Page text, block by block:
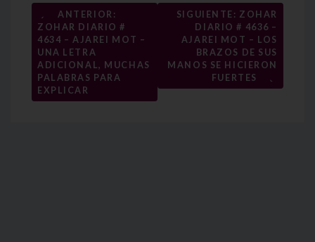
Navegación
de
entradas
←
ANTERIOR:
ZOHAR DIARIO #
4634 – AJAREI MOT –
UNA LETRA
ADICIONAL, MUCHAS
PALABRAS PARA
EXPLICAR
SIGUIENTE: ZOHAR
DIARIO # 4636 –
AJAREI MOT – LOS
BRAZOS DE SUS
MANOS SE HICIERON
FUERTES
→